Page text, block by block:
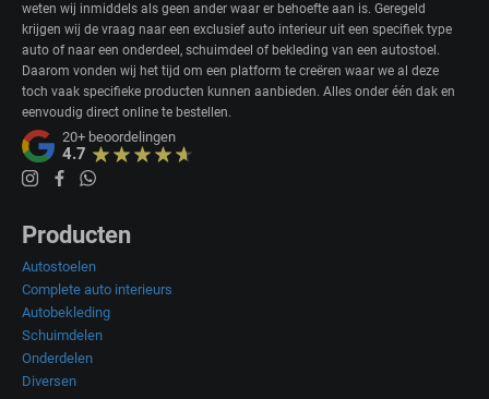
weten wij inmiddels als geen ander waar er behoefte aan is. Geregeld
krijgen wij de vraag naar een exclusief auto interieur uit een specifiek type
auto of naar een onderdeel, schuimdeel of bekleding van een autostoel.
Daarom vonden wij het tijd om een platform te creëren waar we al deze
toch vaak specifieke producten kunnen aanbieden. Alles onder één dak en
eenvoudig direct online te bestellen.
20+ beoordelingen
4.7
Producten
Autostoelen
Complete auto interieurs
Autobekleding
Schuimdelen
Onderdelen
Diversen